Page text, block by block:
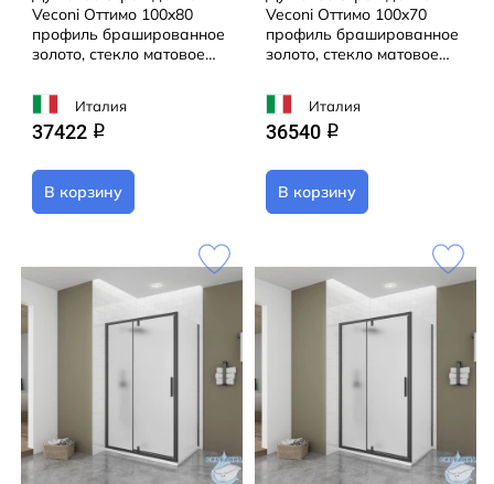
Veconi Оттимо 100x80
профиль брашированное
золото, стекло матовое
(без поддона)
Италия
37422 q
В корзину
Veconi Оттимо 100x70
профиль брашированное
золото, стекло матовое
(без поддона)
Италия
36540 q
В корзину